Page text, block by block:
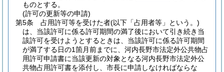
ものとする。
(許可の更新等の申請)
第5条
占用許可等を受けた者(以下「占用者等」という。)
は、当該許可に係る許可期間の満了後において引き続き当
該許可を受けようとするときは、当該許可に係る許可期間
が満了する日の1箇月前までに、河内長野市法定外公共物占
用許可申請書に当該更新の対象となる河内長野市法定外公
共物占用許可書を添付し、市長に申請しなければならな